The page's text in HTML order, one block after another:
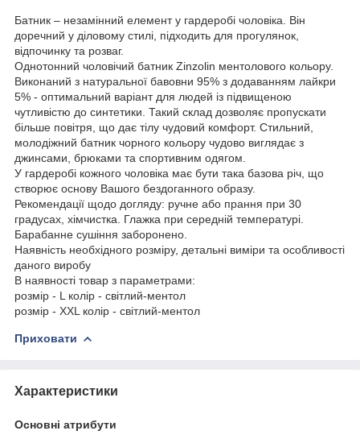
Батник – незамінний елемент у гардеробі чоловіка. Він
доречний у діловому стилі, підходить для прогулянок,
відпочинку та розваг.
Однотонний чоловічий батник Zinzolin ментолового кольору.
Виконаний з натуральної бавовни 95% з додаванням лайкри
5% - оптимальний варіант для людей із підвищеною
чутливістю до синтетики. Такий склад дозволяє пропускати
більше повітря, що дає тілу чудовий комфорт. Стильний,
молодіжний батник чорного кольору чудово виглядає з
джинсами, брюками та спортивним одягом.
У гардеробі кожного чоловіка має бути така базова річ, що
створює основу Вашого бездоганного образу.
Рекомендації щодо догляду: ручне або прання при 30
градусах, хімчистка. Глажка при середній температурі.
Барабанне сушіння заборонено.
Наявність необхідного розміру, детальні виміри та особливості
даного виробу
В наявності товар з параметрами:
розмір - L колір - світлий-ментол
розмір - XXL колір - світлий-ментол
Приховати
Характеристики
Основні атрибути